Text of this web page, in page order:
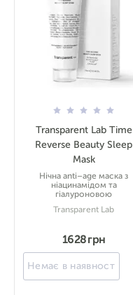
Transparent Lab Time
Reverse Beauty Sleep
Mask
Нічна anti–age маска з
ніацинамідом та
гіалуроновою
Transparent Lab
1628 грн
Немає в наявності